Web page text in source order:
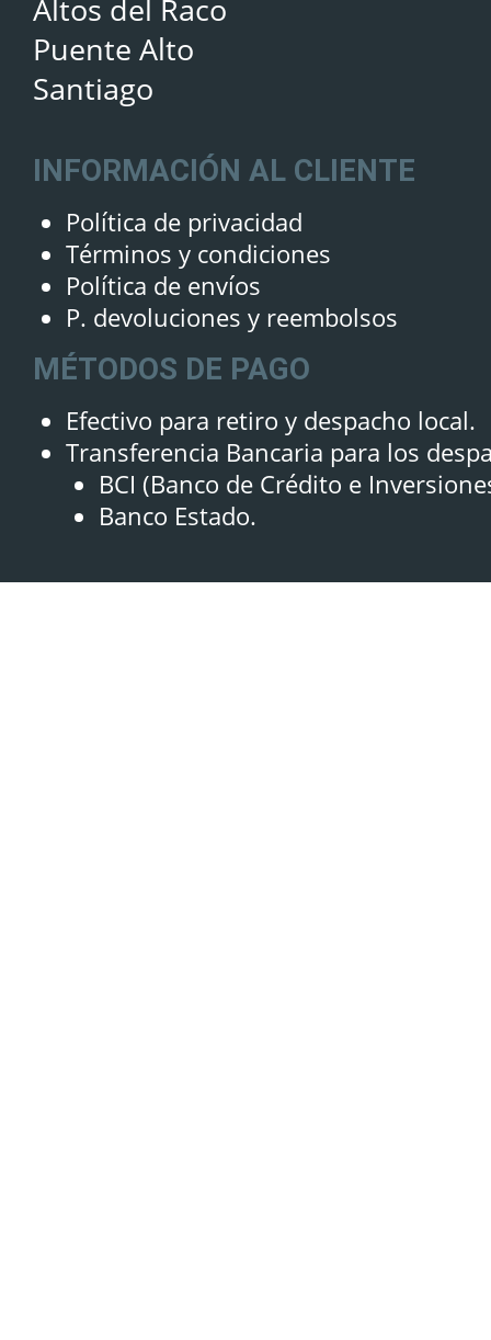
Altos del Raco
Puente Alto
Santiago
INFORMACIÓN AL CLIENTE
Política de privacidad
Términos y condiciones
Política de envíos
P. devoluciones y reembolsos
MÉTODOS DE PAGO
Efectivo para retiro y despacho local.
Transferencia Bancaria para los
BCI (Banco de Crédito e
Banco Estado.